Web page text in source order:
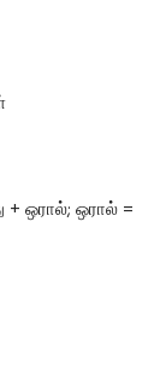
ஒரால்; ஒரால் =